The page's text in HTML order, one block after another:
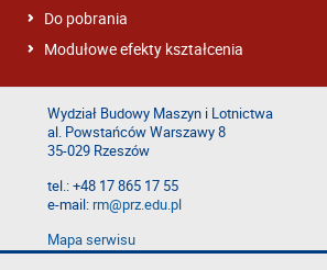
Do pobrania
Modułowe efekty kształcenia
Wydział Budowy Maszyn i Lotnictwa
al. Powstańców Warszawy 8
35-029 Rzeszów
tel.: +48 17 865 17 55
e-mail:rm@prz.edu.pl
Mapa serwisu
Deklaracja dostępności